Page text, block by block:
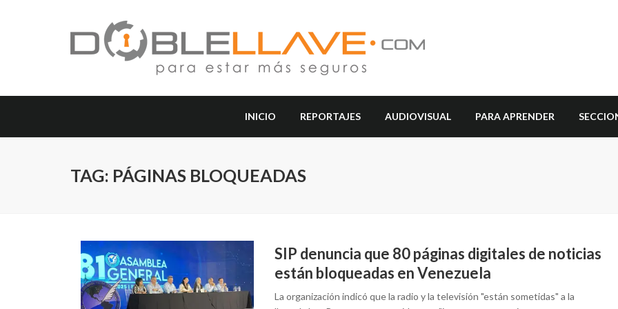
INICIO REPORTAJES AUDIOVISUAL PARA APRENDER
TAG: PÁGINAS BLOQUEADAS
SIP denuncia que 80 páginas digitales de noticias
están bloqueadas en Venezuela
La organización indicó que la radio y la televisión "están sometidas" a la